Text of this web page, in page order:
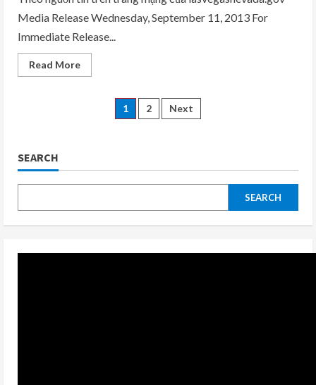
Media Release Wednesday, September 11, 2013 For
Immediate Release...
Read MoreRead
more
Treat
Car
Open
Posts
1 2 Next
SEARCH
SEARCH